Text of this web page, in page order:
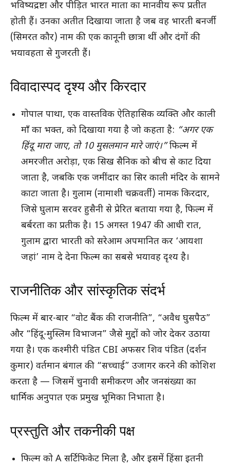
भविष्यद्रष्टा और पीड़ित भारत माता का मानवीय रूप प्रतीत
होती हैं। उनका अतीत दिखाया जाता है जब वह भारती बनर्जी
(सिमरत कौर) नाम की एक कानूनी छात्रा थीं और दंगों की
भयावहता से गुजरती हैं।
विवादास्पद दृश्य और किरदार
गोपाल पाथा, एक वास्तविक ऐतिहासिक व्यक्ति और काली
माँ का भक्त, को दिखाया गया है जो कहता है: “अगर एक
हिंदू मारा जाए, तो 10 मुसलमान मारे जाएं।”फिल्म में
अमरजीत अरोड़ा, एक सिख सैनिक को बीच से काट दिया
जाता है, जबकि एक जमींदार का सिर काली मंदिर के सामने
काटा जाता है। गुलाम (नामाशी चक्रवर्ती) नामक किरदार,
जिसे घुलाम सरवर हुसैनी से प्रेरित बताया गया है, फिल्म में
बर्बरता का प्रतीक है। 15 अगस्त 1947 की आधी रात,
गुलाम द्वारा भारती को सरेआम अपमानित कर ‘आयशा
जहां’ नाम दे देना फिल्म का सबसे भयावह दृश्य है।
राजनीतिक और सांस्कृतिक संदर्भ
फिल्म में बार-बार “वोट बैंक की राजनीति”, “अवैध घुसपैठ”
और “हिंदू-मुस्लिम विभाजन” जैसे मुद्दों को जोर देकर उठाया
गया है। एक कश्मीरी पंडित CBI अफसर शिव पंडित (दर्शन
कुमार) वर्तमान बंगाल की “सच्चाई” उजागर करने की कोशिश
करता है — जिसमें चुनावी समीकरण और जनसंख्या का
धार्मिक अनुपात एक प्रमुख भूमिका निभाता है।
प्रस्तुति और तकनीकी पक्ष
फिल्म को A सर्टिफिकेट मिला है, और इसमें हिंसा इतनी